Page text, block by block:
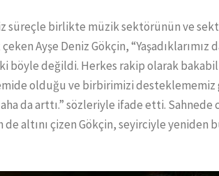
süreçle birlikte müzik sektörünün ve sektör
Ayşe Deniz Gökçin, “Yaşadıklarımız
böyle değildi. Herkes rakip olarak
olduğu ve birbirimizi desteklememiz
da arttı.” sözleriyle ifade etti. Sahnede
altını çizen Gökçin, seyirciyle yeniden